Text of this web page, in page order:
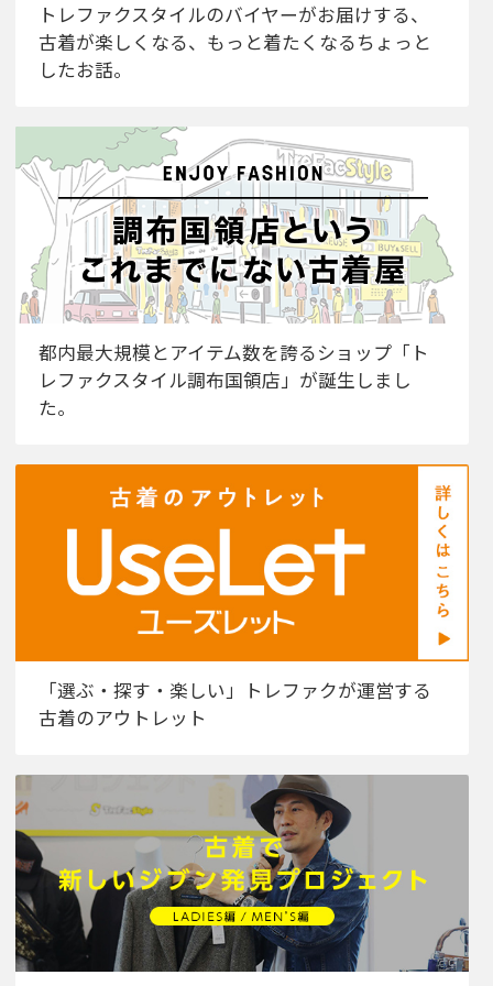
トレファクスタイルのバイヤーがお届けする、
古着が楽しくなる、もっと着たくなるちょっと
したお話。
都内最大規模とアイテム数を誇るショップ「ト
レファクスタイル調布国領店」が誕生しまし
た。
「選ぶ・探す・楽しい」トレファクが運営する
古着のアウトレット